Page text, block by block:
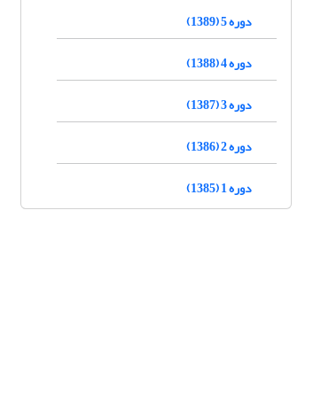
دوره 5 (1389)
دوره 4 (1388)
دوره 3 (1387)
دوره 2 (1386)
دوره 1 (1385)